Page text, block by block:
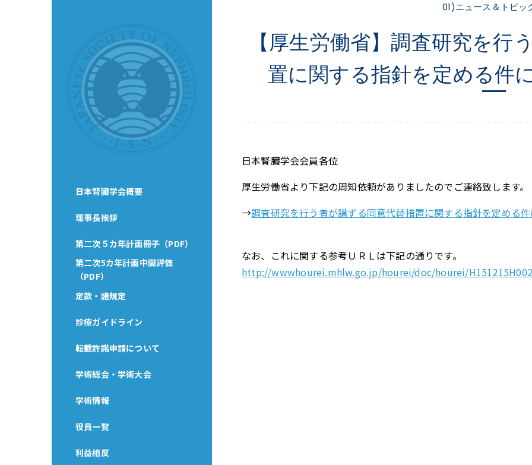
日本腎臓学会概要
理事長挨拶
第二次５カ年計画冊子（PDF）
第二次5カ年計画中間評価
（PDF）
定款・諸規定
診療ガイドライン
転載許諾申請について
学術総会・学術大会
学術情報
役員一覧
利益相反
01)ニュース＆トピッ
【厚生労働省】調査研究を行
置に関する指針を定める件
日本腎臓学会会員各位
厚生労働省より下記の周知依頼がありましたのでご連絡致します。
→調査研究を行う者が講ずる同意代替措置に関する指針を定める件
なお、これに関する参考ＵＲＬは下記の通りです。
http://wwwhourei.mhlw.go.jp/hourei/doc/hourei/